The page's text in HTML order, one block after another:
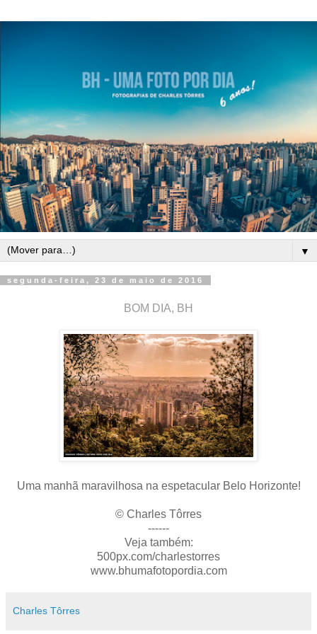
▼
segunda-feira, 23 de maio de 2016
BOM DIA, BH
Uma manhã maravilhosa na espetacular Belo Horizonte!
© Charles Tôrres
------
Veja também:
500px.com/charlestorres
www.bhumafotopordia.com
Charles Tôrres